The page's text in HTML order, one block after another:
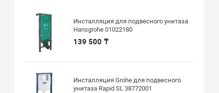
Инсталляция для подвесного унитаза
Hansgrohe 01022180
139 500 ₸
Инсталляция Grohe для подвесного
унитаза Rapid SL 38772001